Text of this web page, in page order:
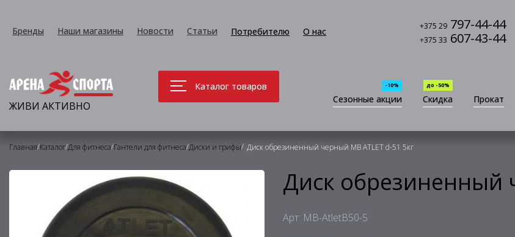
Бренды Наши магазины Новости Статьи Потребителю О нас +375 29 797-44-44
+375 33 607-43-44
ЖИВИ АКТИВНО
Каталог товаров
Сезонные акции
-10%
Скидка
до -50%
Прокат
Главная/Каталог/Для фитнеса/Гантели для фитнеса/Диски и грифы/ Диск обрезиненный черный MB ATLET d-51 5кг
Диск обрезиненный
Арт: MB-AtletB50-5